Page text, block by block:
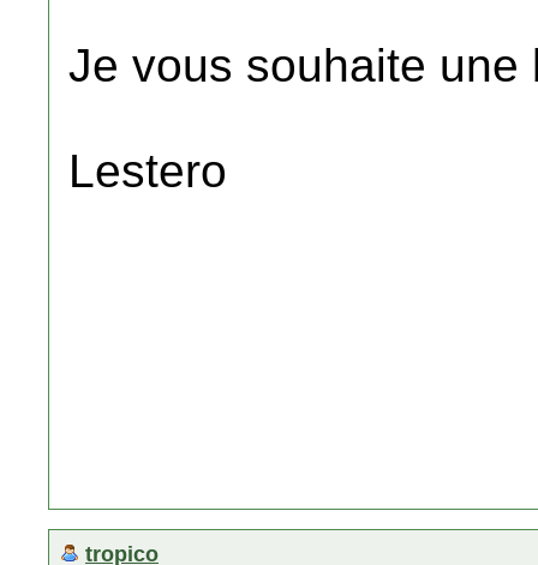
Je vous souhaite une
Lestero
tropico